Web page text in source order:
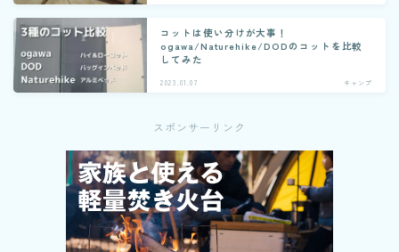
コットは使い分けが大事！
ogawa/Naturehike/DODのコットを比較
してみた
2023.01.07 キャンプ
スポンサーリンク